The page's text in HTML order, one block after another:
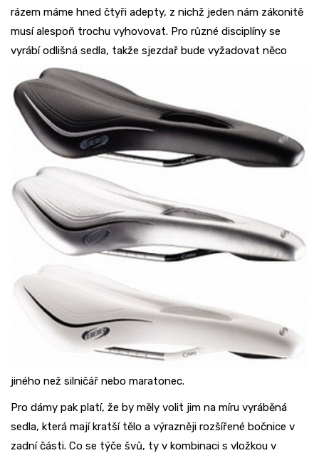
rázem máme hned čtyři adepty, z nichž jeden nám zákonitě
musí alespoň trochu vyhovovat. Pro různé disciplíny se
vyrábíodlišná sedla, takže sjezdař bude vyžadovat něco
jiného než silničář nebo maratonec.
Pro dámy pak platí, že by měly volit jim na míru vyráběná
sedla, která mají kratší tělo a výrazněji rozšířené bočnice v
zadní části. Co se týče švů, ty v kombinaci s vložkou v